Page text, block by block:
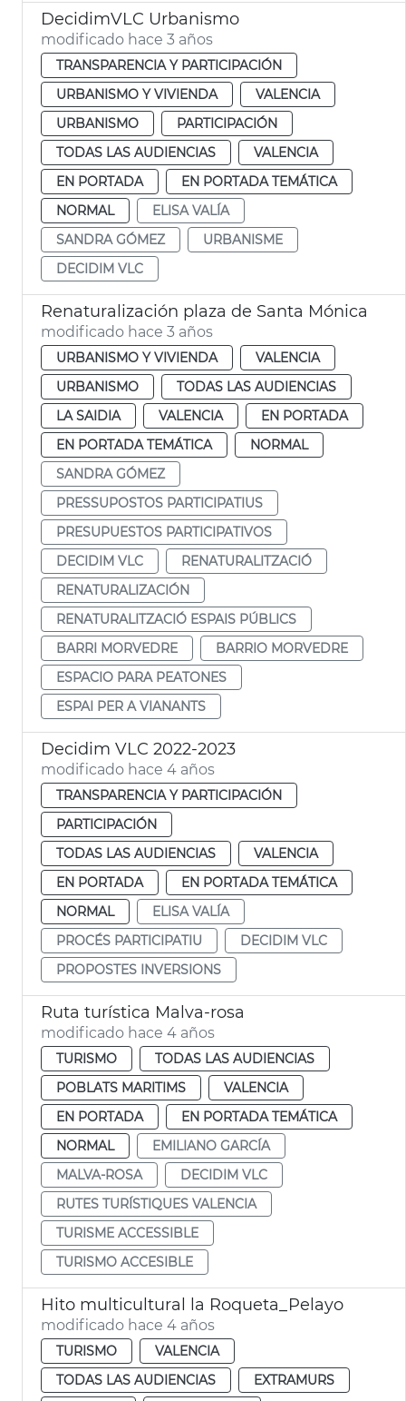
DecidimVLC Urbanismo
modificado hace 3 años
TRANSPARENCIA Y PARTICIPACIÓN
URBANISMO Y VIVIENDA
VALENCIA
URBANISMO
PARTICIPACIÓN
TODAS LAS AUDIENCIAS
VALENCIA
EN PORTADA
EN PORTADA TEMÁTICA
NORMAL
ELISA VALÍA
SANDRA GÓMEZ
URBANISME
DECIDIM VLC
Renaturalización plaza de Santa Mónica
modificado hace 3 años
URBANISMO Y VIVIENDA
VALENCIA
URBANISMO
TODAS LAS AUDIENCIAS
LA SAIDIA
VALENCIA
EN PORTADA
EN PORTADA TEMÁTICA
NORMAL
SANDRA GÓMEZ
PRESSUPOSTOS PARTICIPATIUS
PRESUPUESTOS PARTICIPATIVOS
DECIDIM VLC
RENATURALITZACIÓ
RENATURALIZACIÓN
RENATURALITZACIÓ ESPAIS PÚBLICS
BARRI MORVEDRE
BARRIO MORVEDRE
ESPACIO PARA PEATONES
ESPAI PER A VIANANTS
Decidim VLC 2022-2023
modificado hace 4 años
TRANSPARENCIA Y PARTICIPACIÓN
PARTICIPACIÓN
TODAS LAS AUDIENCIAS
VALENCIA
EN PORTADA
EN PORTADA TEMÁTICA
NORMAL
ELISA VALÍA
PROCÉS PARTICIPATIU
DECIDIM VLC
PROPOSTES INVERSIONS
Ruta turística Malva-rosa
modificado hace 4 años
TURISMO
TODAS LAS AUDIENCIAS
POBLATS MARITIMS
VALENCIA
EN PORTADA
EN PORTADA TEMÁTICA
NORMAL
EMILIANO GARCÍA
MALVA-ROSA
DECIDIM VLC
RUTES TURÍSTIQUES VALENCIA
TURISME ACCESSIBLE
TURISMO ACCESIBLE
Hito multicultural la Roqueta_Pelayo
modificado hace 4 años
TURISMO
VALENCIA
TODAS LAS AUDIENCIAS
EXTRAMURS